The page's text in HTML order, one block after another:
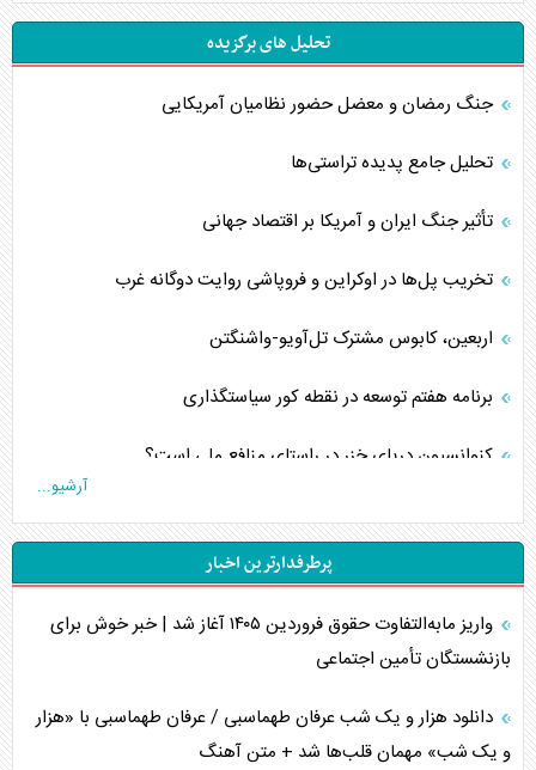
تحلیل های برگزیده
جنگ رمضان و معضل حضور نظامیان آمریکایی
تحلیل جامع پدیده تراستی‌ها
تأثیر جنگ ایران و آمریکا بر اقتصاد جهانی
تخریب پل‌ها در اوکراین و فروپاشی روایت دوگانه غرب
اربعین، کابوس مشترک تل‌آویو-واشنگتن
برنامه هفتم توسعه در نقطه کور سیاستگذاری
کنوانسیون دریای خزر در راستای منافع ملی است؟
اوکراین بازوی مخرب آمریکا در غرب آسیا
اهمیت راهبردی اردن برای آمریکا
پیام، ظرفیت بالفعل‌نشده تجارت ایران
ترامپ و توهم خلع سلاح حماس
آرشیو...
پرطرفدارترین اخبار
واریز مابه‌التفاوت حقوق فروردین ۱۴۰۵ آغاز شد | خبر خوش برای
بازنشستگان تأمین اجتماعی
دانلود هزار و یک شب عرفان طهماسبی / عرفان طهماسبی با «هزار
و یک شب» مهمان قلب‌ها شد + متن آهنگ